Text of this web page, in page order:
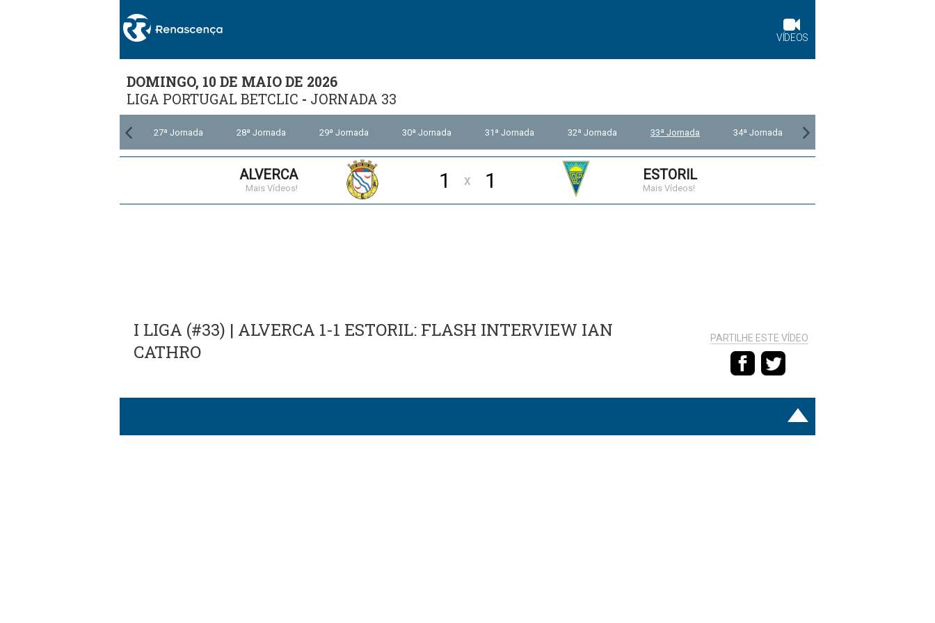
VÍDEOS
DOMINGO, 10 DE MAIO DE 2026
LIGA PORTUGAL BETCLIC - JORNADA 33
27ª Jornada 28ª Jornada 29ª Jornada 30ª Jornada 31ª Jornada 32ª Jornada 33ª Jornada 34ª Jornada
ALVERCA
Mais Vídeos! 1 x 1 ESTORIL
Mais Vídeos!
I LIGA (#33) | ALVERCA 1-1 ESTORIL: FLASH INTERVIEW IAN
CATHRO
PARTILHE ESTE VÍDEO